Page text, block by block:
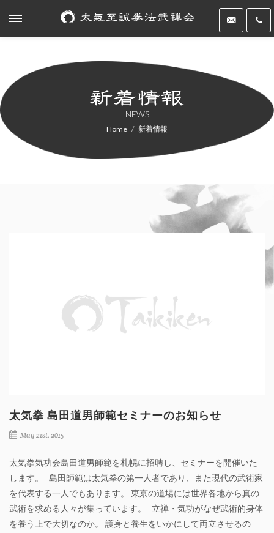
NEWS
Home 新着情報
太気拳 島田道男師範セミナーのお知らせ
May 21st, 2015
太気拳気功会島田道男師範を札幌に招聘し、セミナーを開催いた
します。 島田師範は太気拳の第一人者であり、また現代の武術家
を代表する一人でもあります。 東京の道場には世界各地から真の
武術を求める人々が集っています。 立禅・気功がなぜ武術的身体
を養う上で大切なのか。 護身と養生をいかにして両立させるの